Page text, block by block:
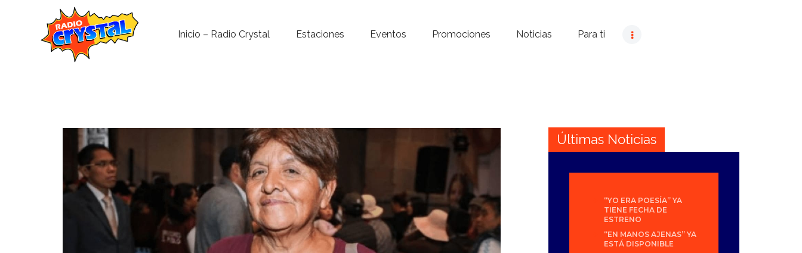
Inicio – Radio Crystal Estaciones Eventos Promociones Noticias Para ti
Noticias
Para ti
Contacto
Últimas Noticias
“YO ERA POESÍA” YA
TIENE FECHA DE
ESTRENO
“EN MANOS AJENAS” YA
ESTÁ DISPONIBLE